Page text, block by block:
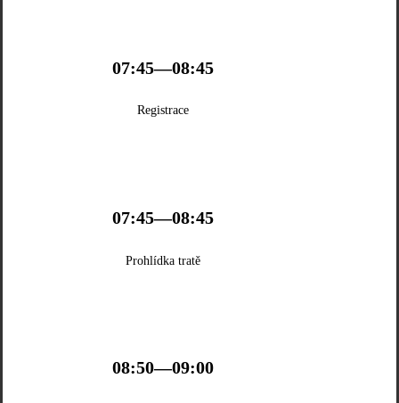
07:45—08:45
Registrace
07:45—08:45
Prohlídka tratě
08:50—09:00